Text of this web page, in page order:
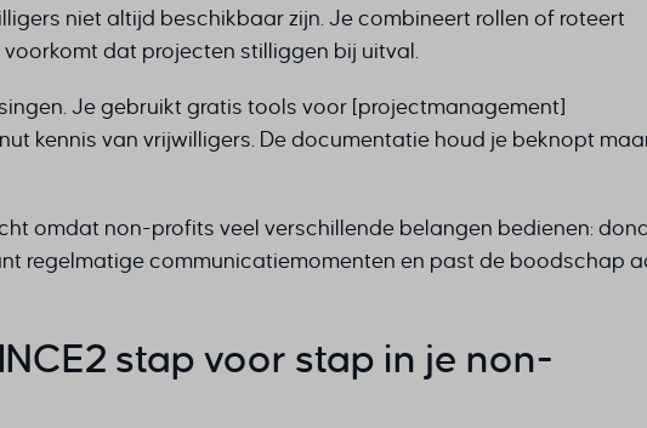
niet altijd beschikbaar zijn. Je combineert rollen of roteert
dat projecten stilliggen bij uitval.
Je gebruikt gratis tools voor [projectmanagement]
kennis van vrijwilligers. De documentatie houd je beknopt
omdat non-profits veel verschillende belangen bedienen:
regelmatige communicatiemomenten en past de boodschap
stap voor stap in je non-